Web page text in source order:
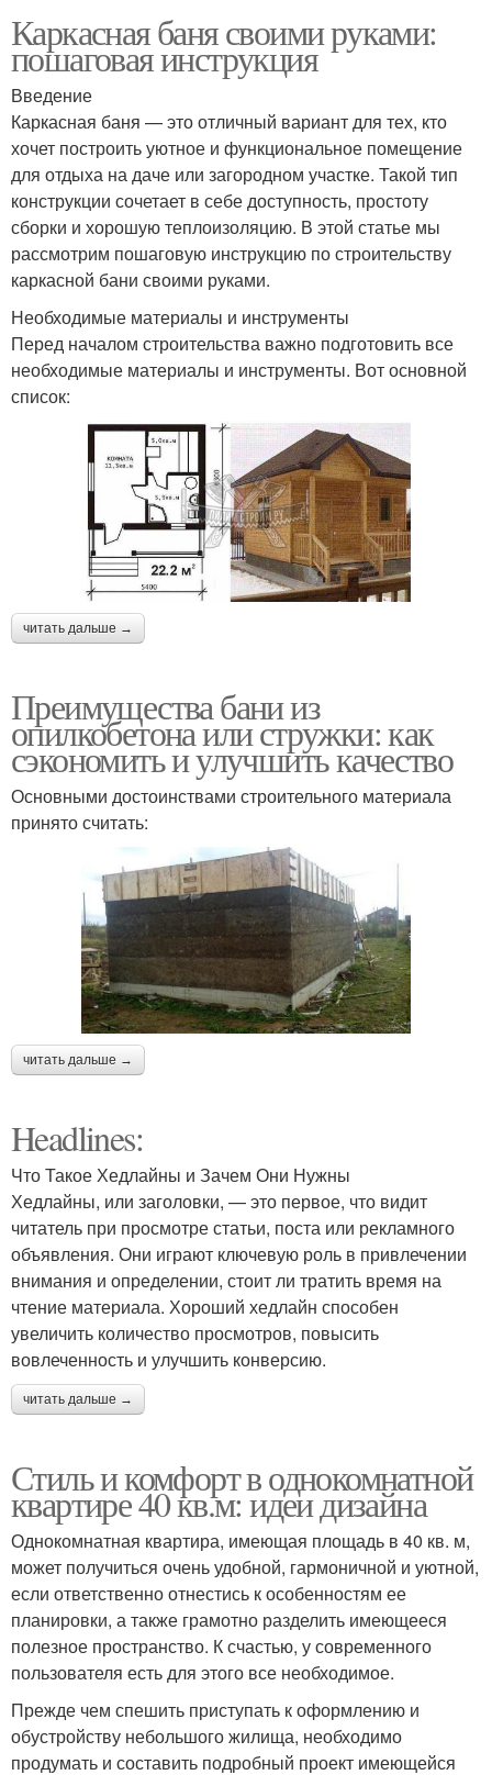
Каркасная баня своими руками:
пошаговая инструкция
Введение
Каркасная баня — это отличный вариант для тех, кто
хочет построить уютное и функциональное помещение
для отдыха на даче или загородном участке. Такой тип
конструкции сочетает в себе доступность, простоту
сборки и хорошую теплоизоляцию. В этой статье мы
рассмотрим пошаговую инструкцию по строительству
каркасной бани своими руками.
Необходимые материалы и инструменты
Перед началом строительства важно подготовить все
необходимые материалы и инструменты. Вот основной
список:
читать дальше →
Преимущества бани из
опилкобетона или стружки: как
сэкономить и улучшить качество
Основными достоинствами строительного материала
принято считать:
читать дальше →
Headlines:
Что Такое Хедлайны и Зачем Они Нужны
Хедлайны, или заголовки, — это первое, что видит
читатель при просмотре статьи, поста или рекламного
объявления. Они играют ключевую роль в привлечении
внимания и определении, стоит ли тратить время на
чтение материала. Хороший хедлайн способен
увеличить количество просмотров, повысить
вовлеченность и улучшить конверсию.
читать дальше →
Стиль и комфорт в однокомнатной
квартире 40 кв.м: идеи дизайна
Однокомнатная квартира, имеющая площадь в 40 кв. м,
может получиться очень удобной, гармоничной и уютной,
если ответственно отнестись к особенностям ее
планировки, а также грамотно разделить имеющееся
полезное пространство. К счастью, у современного
пользователя есть для этого все необходимое.
Прежде чем спешить приступать к оформлению и
обустройству небольшого жилища, необходимо
продумать и составить подробный проект имеющейся